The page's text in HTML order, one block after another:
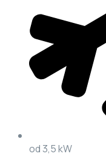
od 3,5 kW